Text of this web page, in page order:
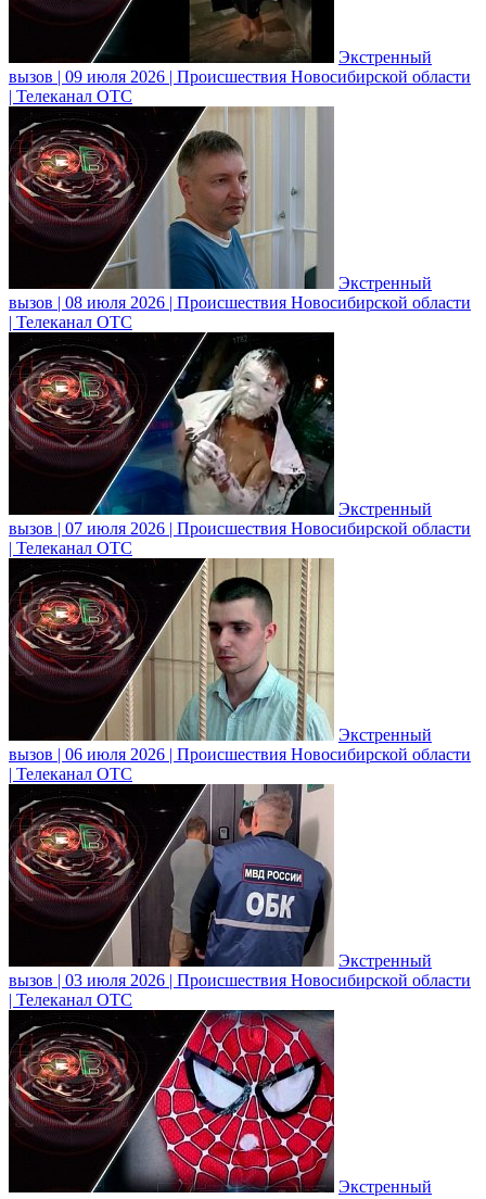
Экстренный
вызов | 09 июля 2026 | Происшествия Новосибирской области
| Телеканал ОТС
Экстренный
вызов | 08 июля 2026 | Происшествия Новосибирской области
| Телеканал ОТС
Экстренный
вызов | 07 июля 2026 | Происшествия Новосибирской области
| Телеканал ОТС
Экстренный
вызов | 06 июля 2026 | Происшествия Новосибирской области
| Телеканал ОТС
Экстренный
вызов | 03 июля 2026 | Происшествия Новосибирской области
| Телеканал ОТС
Экстренный